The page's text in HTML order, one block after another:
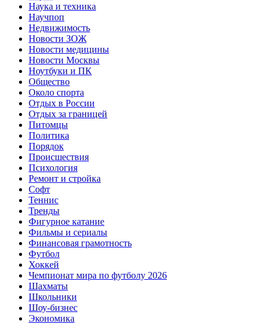
Наука и техника
Научпоп
Недвижимость
Новости ЗОЖ
Новости медицины
Новости Москвы
Ноутбуки и ПК
Общество
Около спорта
Отдых в России
Отдых за границей
Питомцы
Политика
Порядок
Происшествия
Психология
Ремонт и стройка
Софт
Теннис
Тренды
Фигурное катание
Фильмы и сериалы
Финансовая грамотность
Футбол
Хоккей
Чемпионат мира по футболу 2026
Шахматы
Школьники
Шоу-бизнес
Экономика